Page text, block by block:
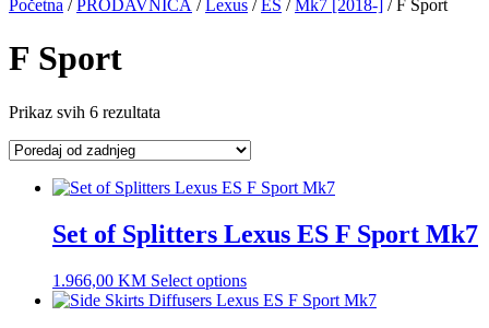
Početna /PRODAVNICA /Lexus /ES /Mk7 [2018-] / F Sport
F Sport
Prikaz svih 6 rezultata
Set of Splitters Lexus ES F Sport Mk7
1.966,00 KM Select options